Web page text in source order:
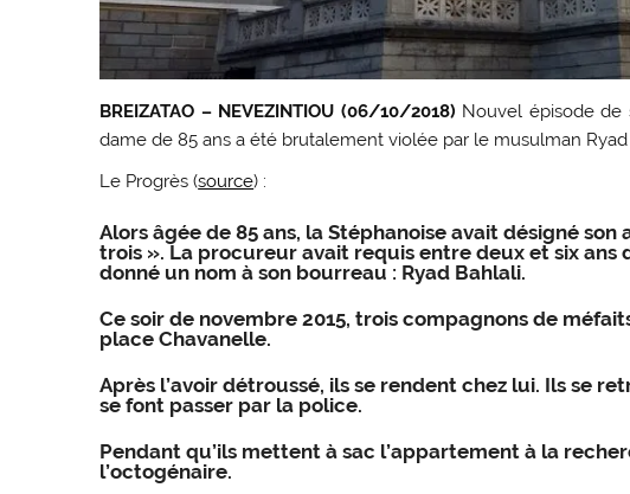
BREIZATAO – NEVEZINTIOU (06/10/2018) Nouvel épisode de
dame de 85 ans a été brutalement violée par le musulman Ryad
Le Progrès (source) :
Alors âgée de 85 ans, la Stéphanoise avait désigné
trois ». La procureur avait requis entre deux et six ans
donné un nom à son bourreau : Ryad Bahlali.
Ce soir de novembre 2015, trois compagnons de
place Chavanelle.
Après l’avoir détroussé, ils se rendent chez lui. Ils se
se font passer par la police.
Pendant qu’ils mettent à sac l’appartement à la
l’octogénaire.